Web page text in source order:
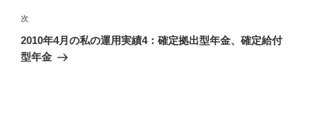
ゲ
ー
シ
次
の
投
次
2010年4月の私の運用実績4：確定拠出型年金、確定給付
型年金